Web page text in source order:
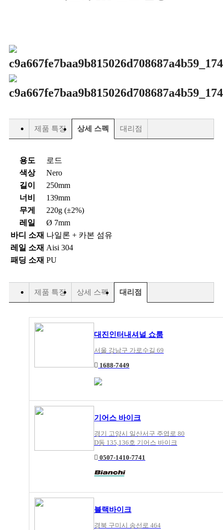
제품 특징 상세 스펙 대리점
용도
로드
색상
Nero
길이
250mm
너비
139mm
무게
220g (±2%)
레일
Ø 7mm
바디 소재 나일론 + 카본 섬유
레일 소재 Aisi 304
패딩 소재 PU
제품 특징 상세 스펙 대리점
대진인터내셔널 쇼룸
서울 강남구 가로수길 69
1688-7449
기어스 바이크
경기 고양시 일산서구 주엽로 80
D동 135,136호 기어스 바이크
0507-1410-7741
블랙바이크
경북 구미시 송선로 464